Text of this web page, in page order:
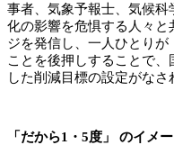
事者、気象予報士、気候
化の影響を危惧する人々
ジを発信し、一人ひとりが
ことを後押しすることで
した削減目標の設定がなさ
「だから1・5度」 のイメ